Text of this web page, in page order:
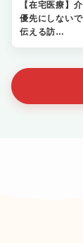
【在宅医療】
優先にしない
伝える訪…